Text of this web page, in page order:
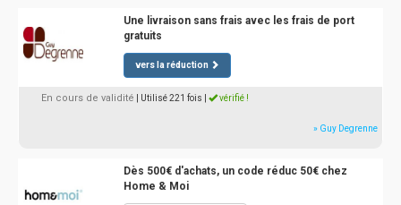
Une livraison sans frais avec les frais de port
gratuits
vers la réduction
En cours de validité | Utilisé 221 fois vérifié !
» Guy Degrenne
Dès 500€ d'achats, un code réduc 50€ chez
Home & Moi